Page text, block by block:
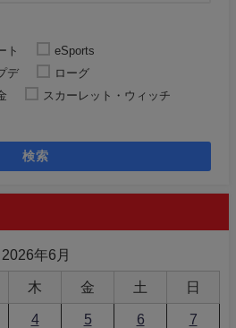
ト
eSports
デ
ローグ
スカーレット・ウィッチ
検索
2026年6月
木 金 土 日
4 5 6 7